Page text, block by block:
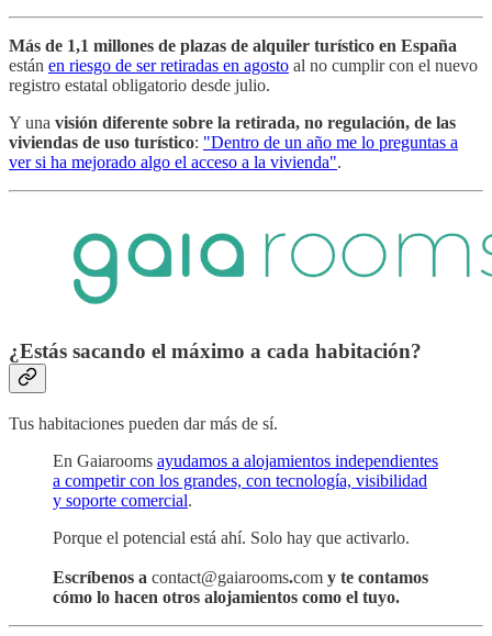
Más de 1,1 millones de plazas de alquiler turístico en España
están en riesgo de ser retiradas en agosto al no cumplir con el nuevo
registro estatal obligatorio desde julio.
Y una visión diferente sobre la retirada, no regulación, de las
viviendas de uso turístico: "Dentro de un año me lo preguntas a
ver si ha mejorado algo el acceso a la vivienda".
¿Estás sacando el máximo a cada habitación?
Tus habitaciones pueden dar más de sí.
En Gaiarooms ayudamos a alojamientos independientes
a competir con los grandes, con tecnología, visibilidad
y soporte comercial.
Porque el potencial está ahí. Solo hay que activarlo.
Escríbenos a contact@gaiarooms.com y te contamos
cómo lo hacen otros alojamientos como el tuyo.